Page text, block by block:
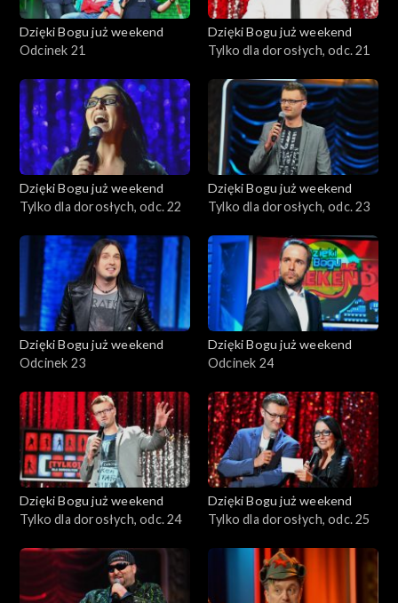
Dzięki Bogu już weekend
Odcinek 21
Dzięki Bogu już weekend
Tylko dla dorosłych, odc. 21
Dzięki Bogu już weekend
Tylko dla dorosłych, odc. 22
Dzięki Bogu już weekend
Tylko dla dorosłych, odc. 23
Dzięki Bogu już weekend
Odcinek 23
Dzięki Bogu już weekend
Odcinek 24
Dzięki Bogu już weekend
Tylko dla dorosłych, odc. 24
Dzięki Bogu już weekend
Tylko dla dorosłych, odc. 25